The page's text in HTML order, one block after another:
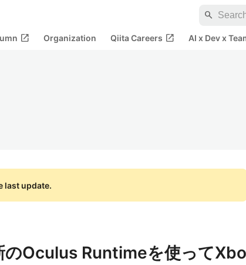
search
open_in_new Organization Qiita Careers open_in_new AI x Dev x
last update.
Oculus Runtimeを使ってXbo